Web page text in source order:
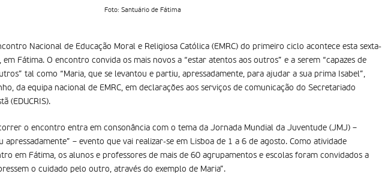
Foto: Santuário de Fátima
Nacional de Educação Moral e Religiosa Católica (EMRC) do primeiro ciclo acontece esta sexta-
em Fátima. O encontro convida os mais novos a “estar atentos aos outros” e a serem “capazes de
tal como “Maria, que se levantou e partiu, apressadamente, para ajudar a sua prima Isabel”,
da equipa nacional de EMRC, em declarações aos serviços de comunicação do Secretariado
(EDUCRIS).
o encontro entra em consonância com o tema da Jornada Mundial da Juventude (JMJ) –
apressadamente” – evento que vai realizar-se em Lisboa de 1 a 6 de agosto. Como atividade
em Fátima, os alunos e professores de mais de 60 agrupamentos e escolas foram convidados a
o cuidado pelo outro, através do exemplo de Maria”.